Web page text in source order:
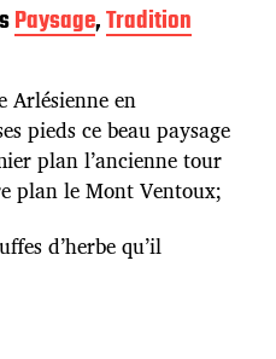
Paysage,Tradition
Arlésienne en
pieds ce beau paysage
plan l’ancienne tour
plan le Mont Ventoux;
d’herbe qu’il